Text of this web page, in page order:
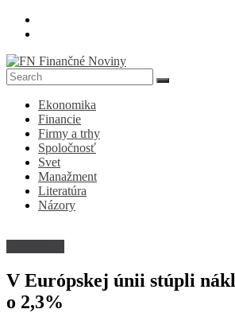
Skip
FN
Finančné
Noviny
Denník
ekonomike
spoločnosti
Ekonomika
Financie
Firmy a trhy
Spoločnosť
Svet
Manažment
Literatúra
Názory
V Európskej únii stúpli
o 2,3%